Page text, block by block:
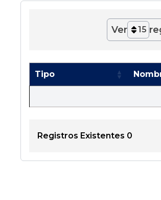
Ver 15
Tipo
Registros Existentes 0